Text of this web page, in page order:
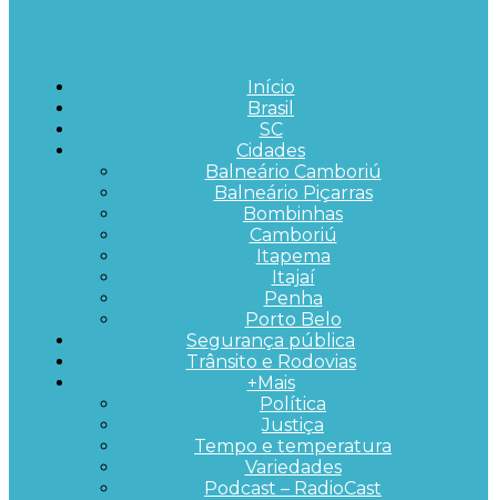
Início
Brasil
SC
Cidades
Balneário Camboriú
Balneário Piçarras
Bombinhas
Camboriú
Itapema
Itajaí
Penha
Porto Belo
Segurança pública
Trânsito e Rodovias
+Mais
Política
Justiça
Tempo e temperatura
Variedades
Podcast – RadioCast